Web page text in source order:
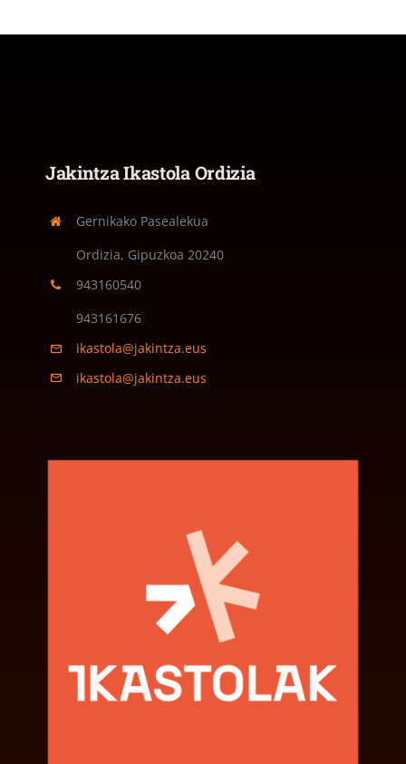
Jakintza Ikastola Ordizia
Gernikako Pasealekua
Ordizia, Gipuzkoa 20240
943160540
943161676
ikastola@jakintza.eus
ikastola@jakintza.eus